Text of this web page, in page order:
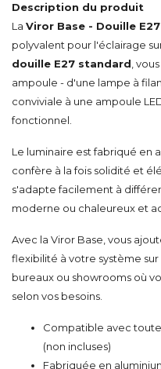
Description du produit
La Viror Base - Douille E27
polyvalent pour l'éclairage
douille E27 standard ,
ampoule - d'une lampe à
conviviale à une ampoule
fonctionnel.
Le luminaire est fabriqué en
confère à la fois solidité et
s'adapte facilement à
moderne ou chaleureux et
Avec la Viror Base, vous
flexibilité à votre système sur
bureaux ou showrooms où
selon vos besoins.
Compatible avec
(non incluses)
Fabriquée en